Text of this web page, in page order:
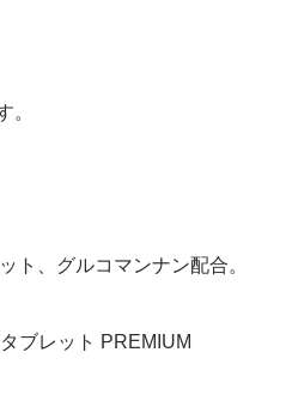
。
ト、グルコマンナン配合。
ブレット PREMIUM